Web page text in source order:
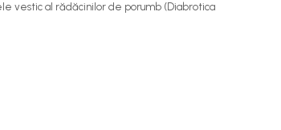
vestic al rădăcinilor de porumb (Diabrotica